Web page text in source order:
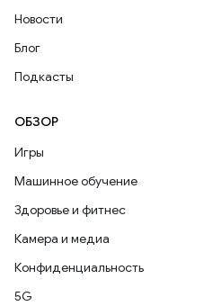
Новости
Блог
Подкасты
ОБЗОР
Игры
Машинное обучение
Здоровье и фитнес
Камера и медиа
Конфиденциальность
5G